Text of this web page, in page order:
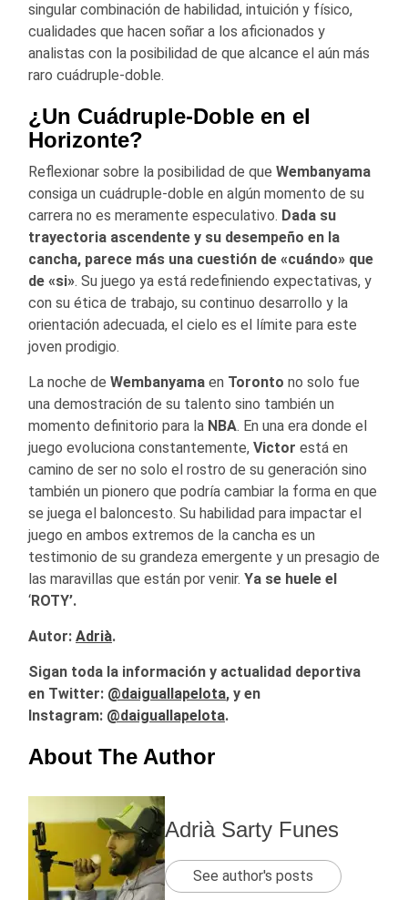
singular combinación de habilidad, intuición y físico,
cualidades que hacen soñar a los aficionados y
analistas con la posibilidad de que alcance el aún más
raro cuádruple-doble.
¿Un Cuádruple-Doble en el
Horizonte?
Reflexionar sobre la posibilidad de que Wembanyama
consiga un cuádruple-doble en algún momento de su
carrera no es meramente especulativo. Dada su
trayectoria ascendente y su desempeño en la
cancha, parece más una cuestión de «cuándo» que
de «si». Su juego ya está redefiniendo expectativas, y
con su ética de trabajo, su continuo desarrollo y la
orientación adecuada, el cielo es el límite para este
joven prodigio.
La noche de Wembanyama en Toronto no solo fue
una demostración de su talento sino también un
momento definitorio para la NBA. En una era donde el
juego evoluciona constantemente, Victor está en
camino de ser no solo el rostro de su generación sino
también un pionero que podría cambiar la forma en que
se juega el baloncesto. Su habilidad para impactar el
juego en ambos extremos de la cancha es un
testimonio de su grandeza emergente y un presagio de
las maravillas que están por venir. Ya se huele el
‘ROTY’.
Autor: Adrià.
Sigan toda la información y actualidad deportiva
en Twitter: @daiguallapelota, y en
Instagram: @daiguallapelota.
About The Author
Adrià Sarty Funes
See author's posts